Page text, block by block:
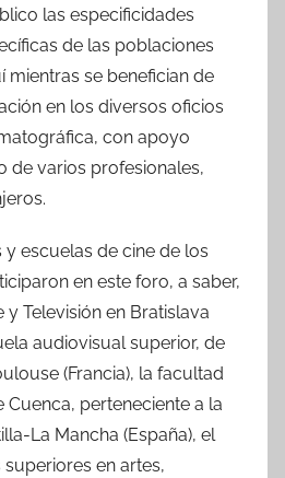
las especificidades
de las poblaciones
mientras se benefician de
en los diversos oficios
con apoyo
de varios profesionales,
escuelas de cine de los
en este foro, a saber,
y Televisión en Bratislava
audiovisual superior, de
(Francia), la facultad
perteneciente a la
La Mancha (España), el
en artes,